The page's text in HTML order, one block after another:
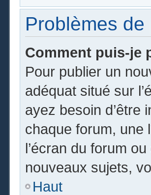
Problèmes
Comment puis-je
Pour publier un
adéquat situé sur
ayez besoin d’être
chaque forum, une
l’écran du forum
nouveaux sujets,
Haut